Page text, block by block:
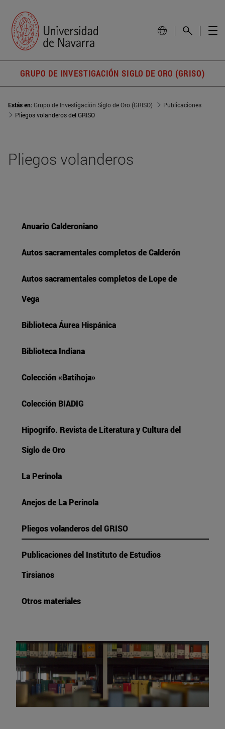
GRUPO DE INVESTIGACIÓN SIGLO DE ORO (GRISO)
Estás en:Grupo de Investigación Siglo de Oro (GRISO)
Publicaciones
Pliegos volanderos del GRISO
Pliegos volanderos
Anuario Calderoniano
Autos sacramentales completos de Calderón
Autos sacramentales completos de Lope de
Vega
Biblioteca Áurea Hispánica
Biblioteca Indiana
Colección «Batihoja»
Colección BIADIG
Hipogrifo. Revista de Literatura y Cultura del
Siglo de Oro
La Perinola
Anejos de La Perinola
Pliegos volanderos del GRISO
Publicaciones del Instituto de Estudios
Tirsianos
Otros materiales